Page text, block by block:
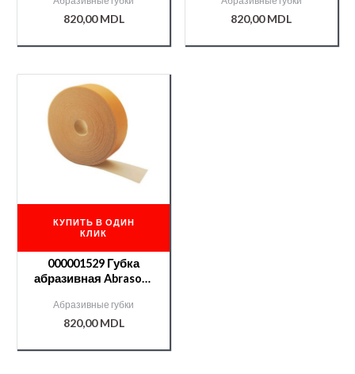
коробки)
820,00MDL
коробки)
820,00MDL
КУПИТЬ В ОДИН
КЛИК
000001529 Губка
абразивная Abrasoft
коробки)
Абразивные губки
820,00MDL